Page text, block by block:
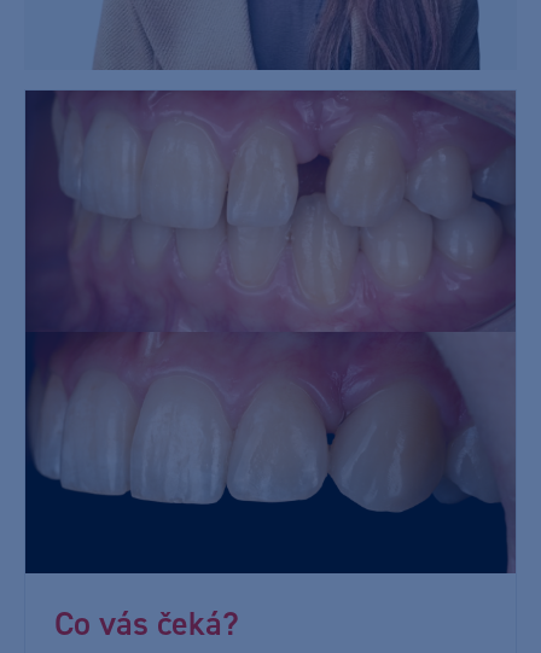
Co vás čeká?